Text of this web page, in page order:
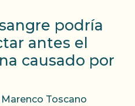
podría
antes el
causado por
Marenco Toscano